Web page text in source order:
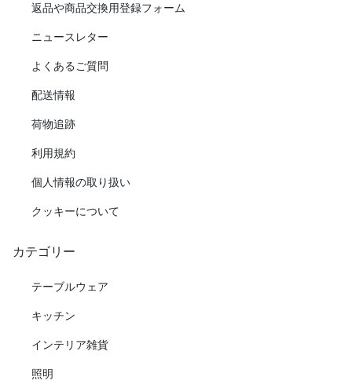
返品や商品交換用登録フォーム
ニュースレター
よくあるご質問
配送情報
荷物追跡
利用規約
個人情報の取り扱い
クッキーについて
カテゴリー
テーブルウェア
キッチン
インテリア雑貨
照明